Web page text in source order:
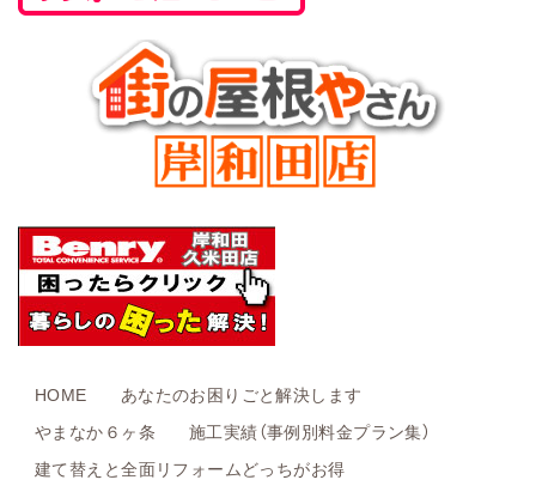
HOME
あなたのお困りごと解決します
やまなか６ヶ条
施工実績（事例別料金プラン集）
建て替えと全面リフォームどっちがお得